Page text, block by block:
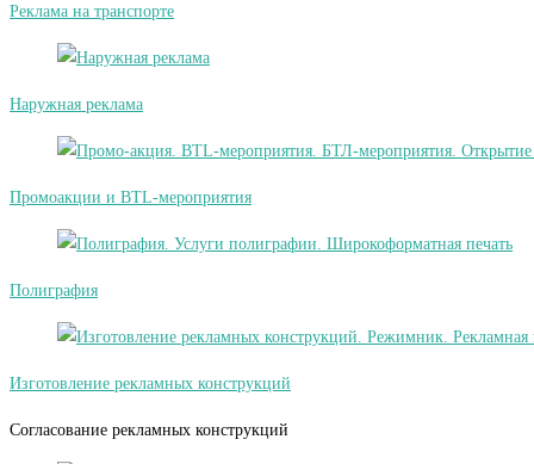
Реклама на транспорте
Наружная реклама
Промоакции и BTL-мероприятия
Полиграфия
Изготовление рекламных конструкций
Согласование рекламных конструкций